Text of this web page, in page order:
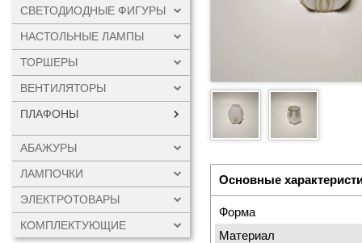
СВЕТОДИОДНЫЕ ФИГУРЫ
НАСТОЛЬНЫЕ ЛАМПЫ
ТОРШЕРЫ
ВЕНТИЛЯТОРЫ
ПЛАФОНЫ
АБАЖУРЫ
ЛАМПОЧКИ
ЭЛЕКТРОТОВАРЫ
КОМПЛЕКТУЮЩИЕ
Основные
Форма
Материал